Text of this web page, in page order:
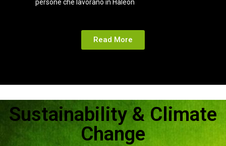
persone che lavorano in Haleon
Read More
Sustainability & Climate
Change